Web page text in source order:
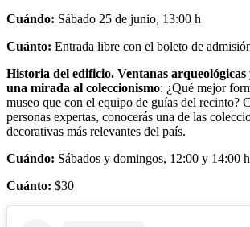
Cuándo: Sábado 25 de junio, 13:00 h
Cuánto: Entrada libre con el boleto de
Historia del edificio. Ventanas
una mirada al coleccionismo: ¿Qué mejor
museo que con el equipo de guías del recinto?
personas expertas, conocerás una de las
decorativas más relevantes del país.
Cuándo: Sábados y domingos, 12:00 y 14:00 h
Cuánto: $30